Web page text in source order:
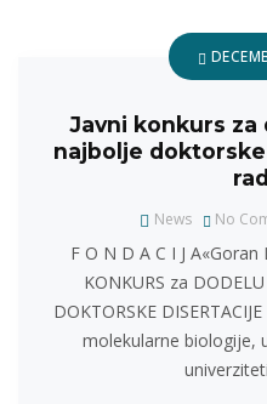
Javni konkurs za
najbolje
News No
F O N D A C I J
KONKURS za
DOKTORSKE
molekularne biologije,